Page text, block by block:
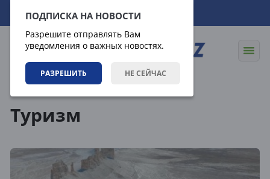
ПОДПИСКА НА НОВОСТИ
Разрешите отправлять Вам
уведомления о важных новостях.
РАЗРЕШИТЬ НЕ СЕЙЧАС
09.08.2026 13:53:41
Туризм